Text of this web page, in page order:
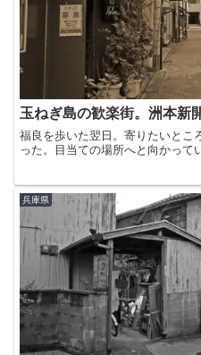
玉ねぎ島の歓楽街。洲本新
福良を歩いた翌日。寄りたいとこ
った。目当ての場所へと向かって
兵庫県